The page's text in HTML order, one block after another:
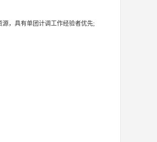
，具有单团计调工作经验者优先;